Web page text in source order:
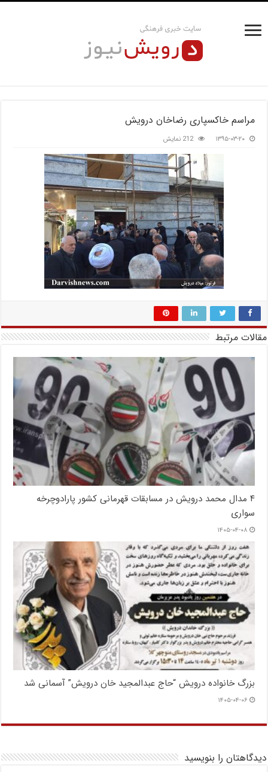
مراسم خاکسپاری رضاخان درویش
۱۳۹۵-۰۳-۲۰ 212 نمایش
مقالات مرتبط
۴ مدال محمد درویش در مسابقات قهرمانی کشور پارادوچرخه
سواری
۱۴۰۵-۰۴-۰۸
بزرگ خانواده درویش “حاج عبدالمجید خان درویش” آسمانی شد
۱۴۰۵-۰۴-۰۶
دیدگاهتان را بنویسید